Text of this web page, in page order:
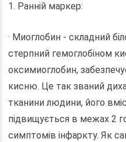
1. Ранній маркер:
· Миоглобин - складний
стерпний гемоглобіном
оксимиоглобин,
кисню. Це так званий
тканини людини, його
підвищується в межах 2
симптомів інфаркту. Як